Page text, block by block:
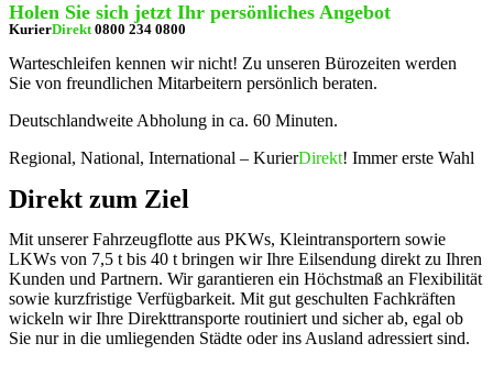
Holen Sie sich jetzt Ihr persönliches Angebot
KurierDirekt0800 234 0800
Warteschleifen kennen wir nicht! Zu unseren Bürozeiten werden
Sie von freundlichen Mitarbeitern persönlich beraten.
Deutschlandweite Abholung in ca. 60 Minuten.
Regional, National, International – KurierDirekt! Immer erste Wahl
Direkt zum Ziel
Mit unserer Fahrzeugflotte aus PKWs, Kleintransportern sowie
LKWs von 7,5 t bis 40 t bringen wir Ihre Eilsendung direkt zu Ihren
Kunden und Partnern. Wir garantieren ein Höchstmaß an Flexibilität
sowie kurzfristige Verfügbarkeit. Mit gut geschulten Fachkräften
wickeln wir Ihre Direkttransporte routiniert und sicher ab, egal ob
Sie nur in die umliegenden Städte oder ins Ausland adressiert sind.